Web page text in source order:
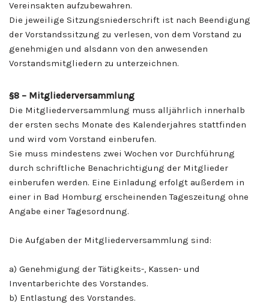
Vereinsakten aufzubewahren.
Die jeweilige Sitzungsniederschrift ist nach Beendigung
der Vorstandssitzung zu verlesen, von dem Vorstand zu
genehmigen und alsdann von den anwesenden
Vorstandsmitgliedern zu unterzeichnen.
§8 – Mitgliederversammlung
Die Mitgliederversammlung muss alljährlich innerhalb
der ersten sechs Monate des Kalenderjahres stattfinden
und wird vom Vorstand einberufen.
Sie muss mindestens zwei Wochen vor Durchführung
durch schriftliche Benachrichtigung der Mitglieder
einberufen werden. Eine Einladung erfolgt außerdem in
einer in Bad Homburg erscheinenden Tageszeitung ohne
Angabe einer Tagesordnung.
Die Aufgaben der Mitgliederversammlung sind:
a) Genehmigung der Tätigkeits-, Kassen- und
Inventarberichte des Vorstandes.
b) Entlastung des Vorstandes.